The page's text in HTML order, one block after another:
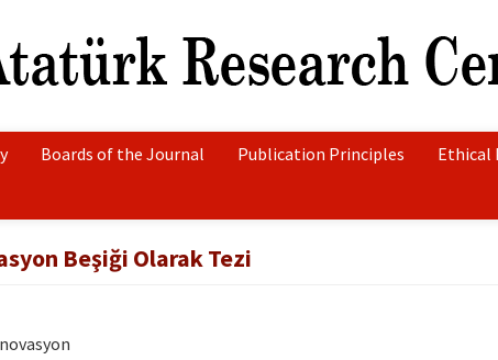
Boards of the Journal Publication Principles Ethical
Beşiği Olarak Tezi